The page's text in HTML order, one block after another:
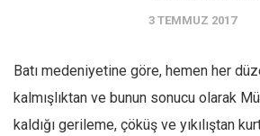
Eksik sayıların temini
3 TEMMUZ 2017
Batı medeniyetine göre, hemen her
kalmışlıktan ve bunun sonucu olarak
kaldığı gerileme, çöküş ve yıkılıştan